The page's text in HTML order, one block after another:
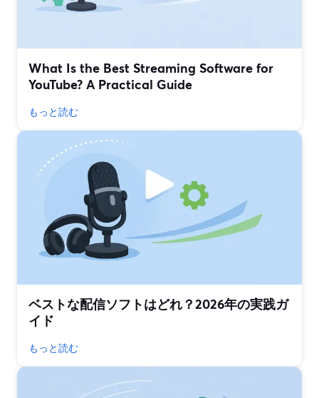
What Is the Best Streaming Software for
YouTube? A Practical Guide
もっと読む
ベストな配信ソフトはどれ？2026年の実践ガ
イド
もっと読む